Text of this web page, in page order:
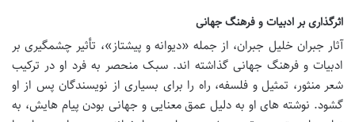
اثرگذاری بر ادبیات و فرهنگ جهانی
آثار جبران خلیل جبران، از جمله «دیوانه و پیشتاز»، تأثیر چشمگیری بر
ادبیات و فرهنگ جهانی گذاشته اند. سبک منحصر به فرد او در ترکیب
شعر منثور، تمثیل و فلسفه، راه را برای بسیاری از نویسندگان پس از او
گشود. نوشته های او به دلیل عمق معنایی و جهانی بودن پیام هایش، به